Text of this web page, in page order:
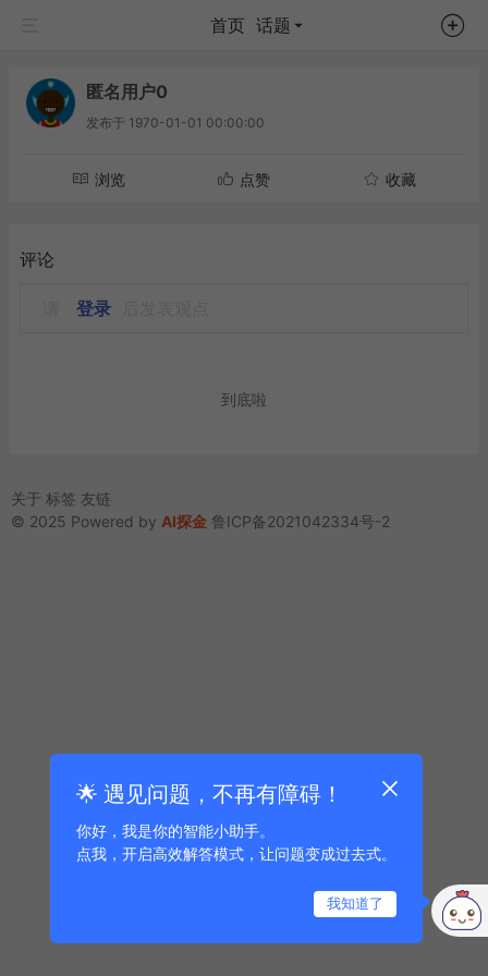
首页 话题
匿名用户0
发布于 1970-01-01 00:00:00
浏览 点赞 收藏
评论
登录
到底啦
关于 标签 友链
© 2025 Powered by AI探金 鲁ICP备2021042334号-2
🌟 遇见问题，不再有障碍！
你好，我是你的智能小助手。
点我，开启高效解答模式，让问题变成过去式。
我知道了